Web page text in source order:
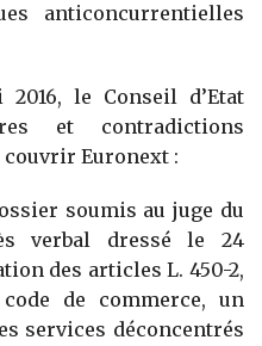
anticoncurrentielles
le Conseil d’Etat
et contradictions
couvrir Euronext :
soumis au juge du
verbal dressé le 24
des articles L. 450-2,
de commerce, un
services déconcentrés